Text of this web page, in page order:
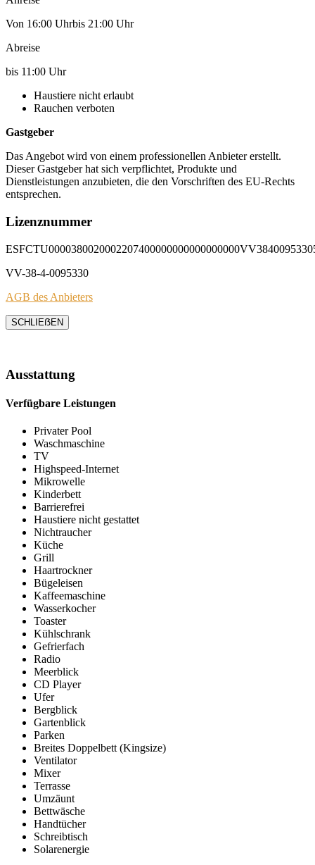
Von 16:00 Uhrbis 21:00 Uhr
Abreise
bis 11:00 Uhr
Haustiere nicht erlaubt
Rauchen verboten
Gastgeber
Das Angebot wird von einem professionellen Anbieter erstellt.
Dieser Gastgeber hat sich verpflichtet, Produkte und
Dienstleistungen anzubieten, die den Vorschriften des EU-Rechts
entsprechen.
Lizenznummer
VV-38-4-0095330
AGB des Anbieters
SCHLIEẞEN
Ausstattung
Verfügbare Leistungen
Privater Pool
Waschmaschine
TV
Highspeed-Internet
Mikrowelle
Kinderbett
Barrierefrei
Haustiere nicht gestattet
Nichtraucher
Küche
Grill
Haartrockner
Bügeleisen
Kaffeemaschine
Wasserkocher
Toaster
Kühlschrank
Gefrierfach
Radio
Meerblick
CD Player
Ufer
Bergblick
Gartenblick
Parken
Breites Doppelbett (Kingsize)
Ventilator
Mixer
Terrasse
Umzäunt
Bettwäsche
Handtücher
Schreibtisch
Solarenergie